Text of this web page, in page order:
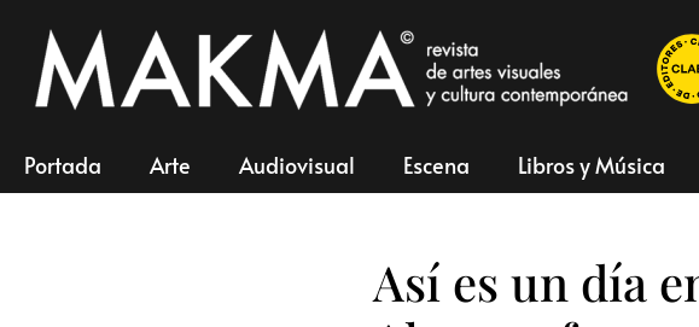
Portada Arte Audiovisual Escena Libros y Música
Así es un día